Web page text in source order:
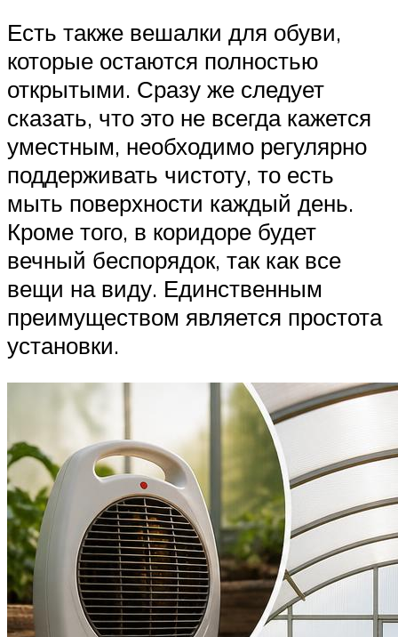
Есть также вешалки для обуви,
которые остаются полностью
открытыми. Сразу же следует
сказать, что это не всегда кажется
уместным, необходимо регулярно
поддерживать чистоту, то есть
мыть поверхности каждый день.
Кроме того, в коридоре будет
вечный беспорядок, так как все
вещи на виду. Единственным
преимуществом является простота
установки.